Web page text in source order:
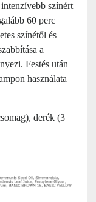
színért
60 perc
színétől és
a
Festés után
használata
derék (3